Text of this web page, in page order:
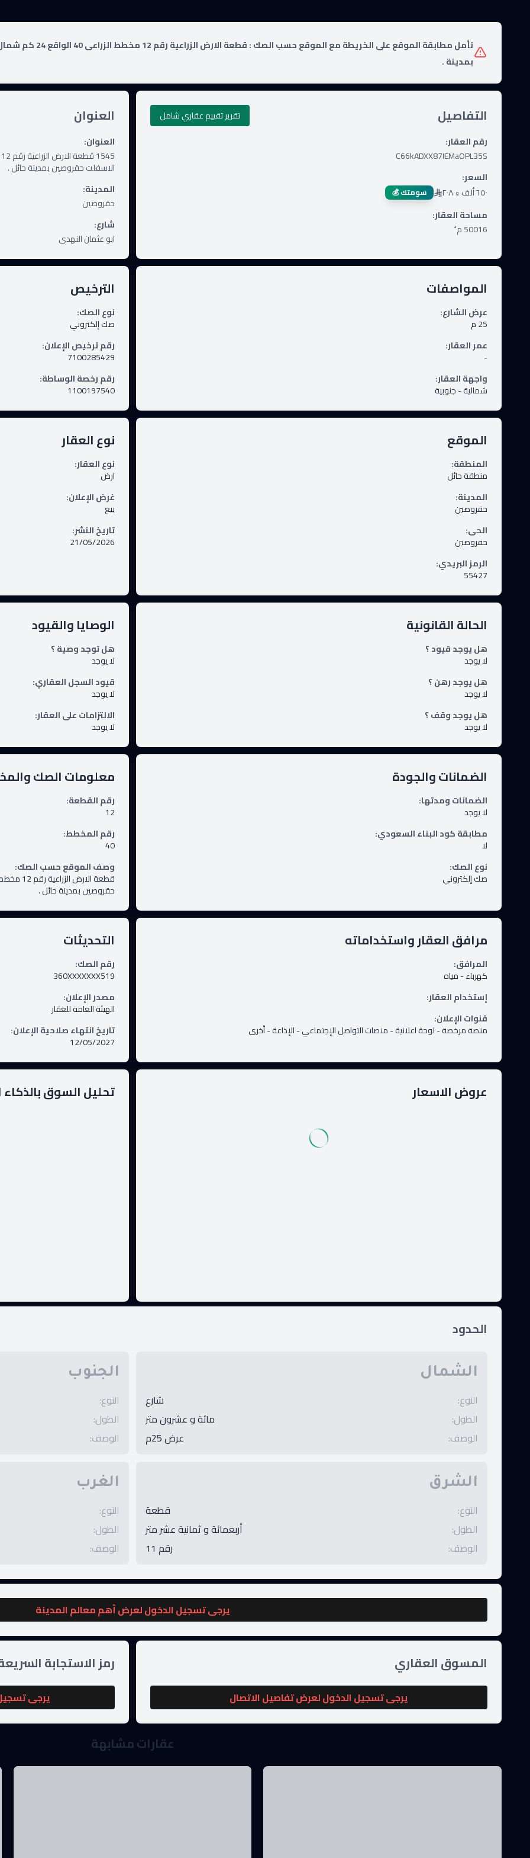
نأمل مطابقة الموقع على الخريطة مع الموقع حسب الصك :
بمدينة .
التفاصيل
تقرير تقييم عقاري شامل
رقم العقار:
C66kADXX87IEMaOPL35S
السعر:
٦٥٠ ألف
و ٢٠٨ سومتك 💰
مساحة العقار:
50016م²
العنوان
العنوان:
الاسفلت حقروصين بمدينة حائل .
المدينة:
حقروصين
شارع:
ابو عثمان النهدي
المواصفات
عرض الشارع:
25م
عمر العقار:
-
واجهة العقار:
شمالية - جنوبية
الترخيص
نوع الصك:
صك إلكتروني
رقم ترخيص الإعلان:
7100285429
رقم رخصة الوساطة:
1100197540
الموقع
المنطقة:
منطقة حائل
المدينة:
حقروصين
الحى:
حقروصين
الرمز البريدي:
55427
نوع العقار
نوع العقار:
ارض
غرض الإعلان:
بيع
تاريخ النشر:
21/05/2026
الحالة القانونية
هل يوجد قيود ؟
لا يوجد
هل يوجد رهن ؟
لا يوجد
هل يوجد وقف ؟
لا يوجد
الوصايا والقيود
هل توجد وصية ؟
لا يوجد
قيود السجل العقاري:
لا يوجد
الالتزامات على العقار:
لا يوجد
الضمانات والجودة
الضمانات ومدتها:
لا يوجد
مطابقة كود البناء السعودي:
لا
نوع الصك:
صك إلكتروني
معلومات الصك
رقم القطعة:
12
رقم المخطط:
40
وصف الموقع حسب الصك:
حقروصين بمدينة حائل .
مرافق العقار واستخداماته
المرافق:
كهرباء-مياه
إستخدام العقار:
قنوات الإعلان:
منصة مرخصة-لوحة اعلانية-منصات التواصل الإجتماعي-الإذاعة-أخرى
التحديثات
رقم الصك:
360XXXXXXX519
مصدر الإعلان:
الهيئة العامة للعقار
تاريخ انتهاء صلاحية الإعلان:
12/05/2027
عروض الاسعار تحليل السوق
الحدود
الشمال
النوع:
شارع
الطول:
مائة و عشرون متر
الوصف: عرض 25م
الجنوب
النوع:
الطول:
الوصف:
الشرق
النوع:
قطعة
الطول:
أربعمائة و ثمانية عشر متر
الوصف: رقم 11
الغرب
النوع:
الطول:
الوصف:
يرجى تسجيل الدخول لعرض أهم معالم المدينة
المسوق العقاري
يرجى تسجيل الدخول لعرض تفاصيل الاتصال
رمز الاستجابة
يرجى
عقارات مشابهة